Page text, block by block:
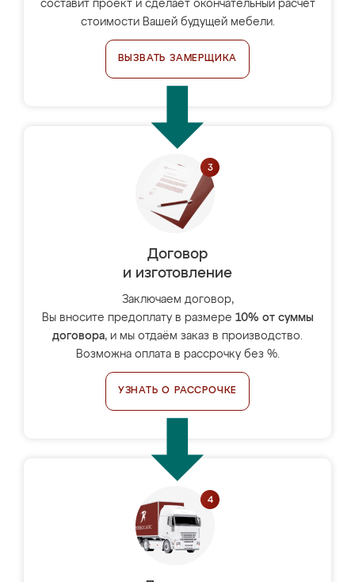
составит проект и сделает окончательный расчёт
стоимости Вашей будущей мебели.
ВЫЗВАТЬ ЗАМЕРЩИКА
Договор
и изготовление
Заключаем договор,
Вы вносите предоплату в размере 10% от суммы
договора, и мы отдаём заказ в производство.
Возможна оплата в рассрочку без %.
УЗНАТЬ О РАССРОЧКЕ